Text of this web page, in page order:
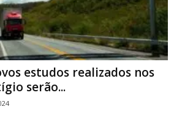
estudos realizados nos
serão...